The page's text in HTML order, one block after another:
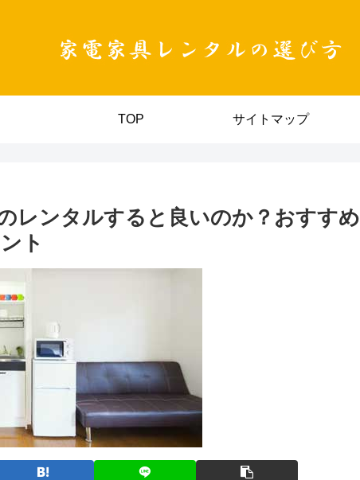
TOP サイトマップ
レンタルすると良いのか？おすすめ
ト